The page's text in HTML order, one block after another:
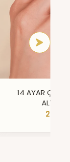
14 AYAR ÇİFT
ALTIN